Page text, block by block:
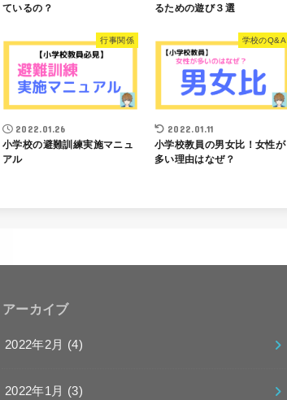
ているの？
るための遊び３選
行事関係
2022.01.26
小学校の避難訓練実施マニュ
アル
学校のQ&A
2022.01.11
小学校教員の男女比！女性が
多い理由はなぜ？
アーカイブ
2022年2月 (4)
2022年1月 (3)